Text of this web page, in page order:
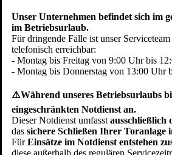
alten Tores, Sanierung der
Hier kostenfreien Vor-Ort-Termin
Doppel-Garagentor
Sektionaltor mit Antrieb in Großlamelle mit
woodgrain, Torgröße 5000 x 2250 mm in
(ähnlich RAL 9016), Anthrazitgrau
Graualuminium (ähnlich RAL 9007) oder
RAL 9006).
★ Jetzt ab € 4.759,- inkl. MwSt
Unser Unternehmen befindet sich im
im Betriebsurlaub.
Für dringende Fälle ist unser
telefonisch erreichbar:
- Montag bis Freitag von 9:00 Uhr bis
- Montag bis Donnerstag von 13:00 Uhr
⚠️Während unseres Betriebsurlaubs
eingeschränkten Notdienst an.
Dieser Notdienst umfasstausschließlich
das sichere Schließen Ihrer Toranlage
FürEinsätze im Notdienst entstehen